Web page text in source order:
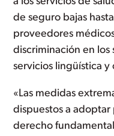
de seguro bajas
proveedores
discriminación en los
servicios lingüística
«Las medidas
dispuestos a adoptar
derecho